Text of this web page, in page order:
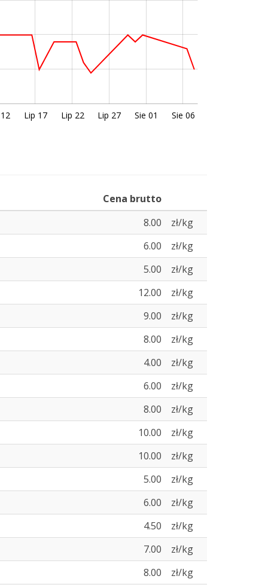
Sie 06
Sie 01
Lip 27
Lip 22
Lip 17
Cena brutto
8.00
zł/kg
6.00
zł/kg
5.00
zł/kg
12.00
zł/kg
9.00
zł/kg
8.00
zł/kg
4.00
zł/kg
6.00
zł/kg
8.00
zł/kg
10.00
zł/kg
10.00
zł/kg
5.00
zł/kg
6.00
zł/kg
4.50
zł/kg
7.00
zł/kg
8.00
zł/kg